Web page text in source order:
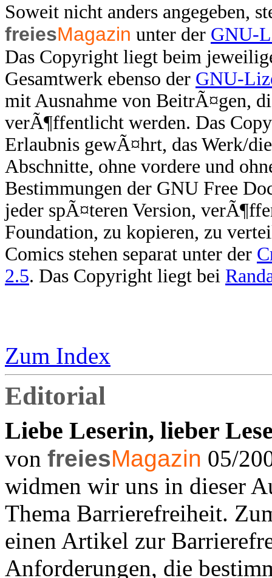
Soweit nicht anders angegeben,
freiesMagazin unter der GNU-
Das Copyright liegt beim
Gesamtwerk ebenso der GNU-
mit Ausnahme von BeitrÃ¤gen,
verÃ¶ffentlicht werden. Das
Erlaubnis gewÃ¤hrt, das Werk/
Abschnitte, ohne vordere und
Bestimmungen der GNU Free
jeder spÃ¤teren Version,
Foundation, zu kopieren, zu
Comics stehen separat unter der
2.5. Das Copyright liegt bei
Zum Index
Editorial
Liebe Leserin, lieber
von freiesMagazin 05/
widmen wir uns in dieser
Thema Barrierefreiheit.
einen Artikel zur
Anforderungen, die